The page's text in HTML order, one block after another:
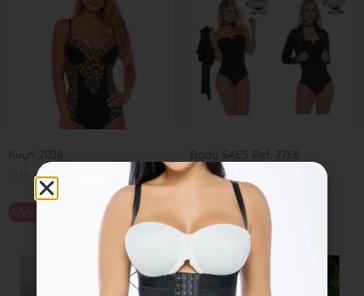
Kuyn 2038
49,00
Añadir al carrito
Body SAES Ref. 7768
CHF65,00
Seleccionar opciones